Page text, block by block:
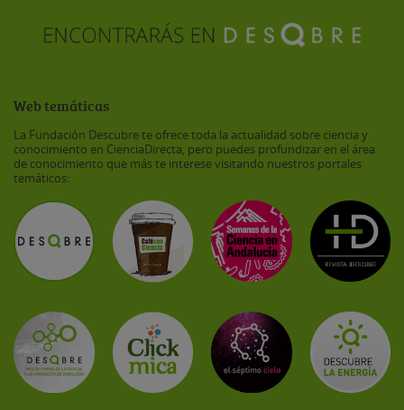
Web temáticas
La Fundación Descubre te ofrece toda la actualidad sobre ciencia y
conocimiento en CienciaDirecta, pero puedes profundizar en el área
de conocimiento que más te interese visitando nuestros portales
temáticos: